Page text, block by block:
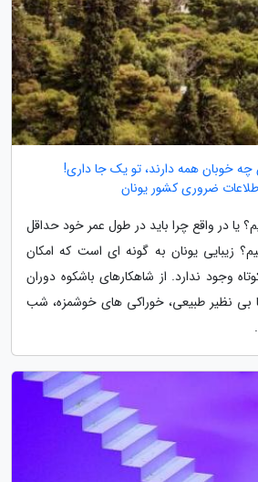
چه خوبان همه دارند، تو یک جا داری!
ضروری کشور یونان
یا در واقع چرا باید در طول عمر خود حداقل
زیبایی یونان به گونه ای است که امکان
وجود ندارد. از شاهکارهای باشکوه دوران
بی نظیر طبیعی، خوراکی های خوشمزه، شب